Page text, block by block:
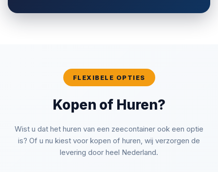
FLEXIBELE OPTIES
Kopen of Huren?
Wist u dat het huren van een zeecontainer ook een optie
is? Of u nu kiest voor kopen of huren, wij verzorgen de
levering door heel Nederland.